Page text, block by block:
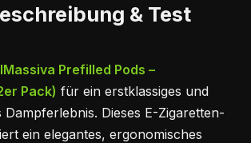
& Test
Prefilled Pods –
Pack) für ein erstklassiges und
Dieses E-Zigaretten-
ein elegantes, ergonomisches